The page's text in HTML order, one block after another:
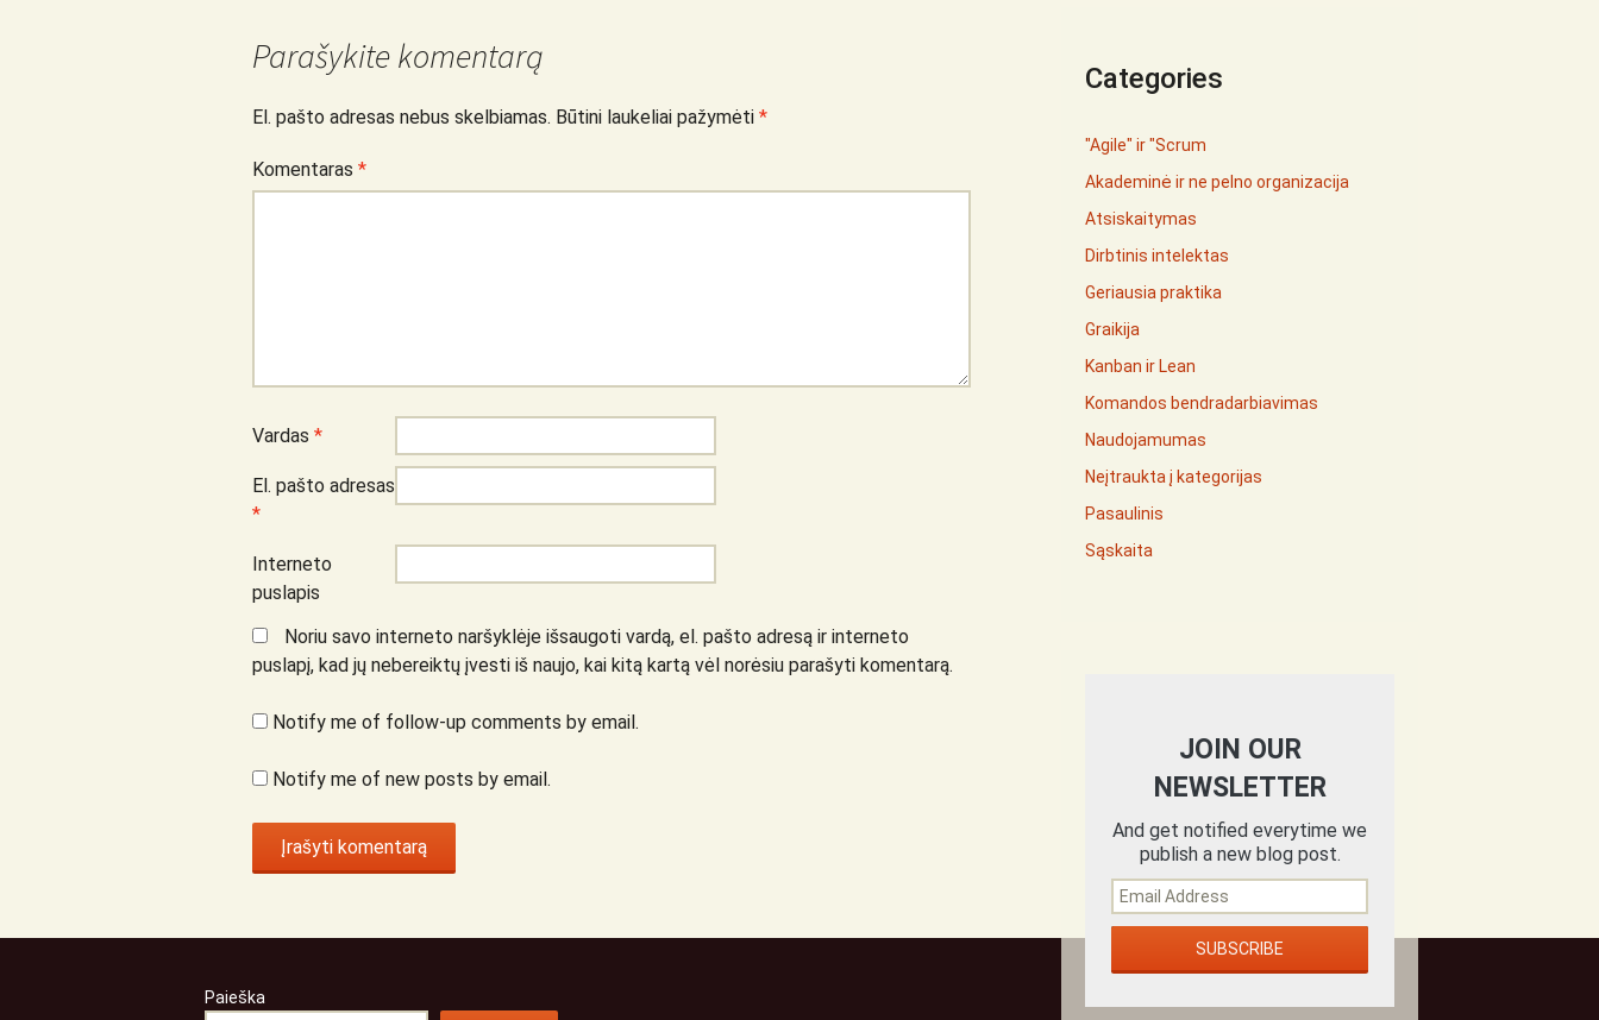
Parašykite komentarą
El. pašto adresas nebus skelbiamas. Būtini laukeliai pažymėti *
Komentaras *
Vardas *
El. pašto adresas
*
Interneto
puslapis
Noriu savo interneto naršyklėje išsaugoti vardą, el. pašto adresą ir interneto
puslapį, kad jų nebereiktų įvesti iš naujo, kai kitą kartą vėl norėsiu parašyti komentarą.
Notify me of follow-up comments by email.
Notify me of new posts by email.
Categories
"Agile" ir "Scrum
Akademinė ir ne pelno organizacija
Atsiskaitymas
Dirbtinis intelektas
Geriausia praktika
Graikija
Kanban ir Lean
Komandos bendradarbiavimas
Naudojamumas
Neįtraukta į kategorijas
Pasaulinis
Sąskaita
JOIN OUR
NEWSLETTER
And get notified everytime we
publish a new blog post.
Paieška